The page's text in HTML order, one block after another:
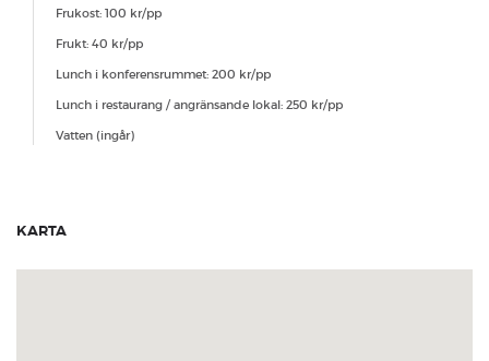
Standard avbokningspolicy
Frukost: 100 kr/pp
Frukt: 40 kr/pp
Lunch i konferensrummet: 200 kr/pp
Lunch i restaurang / angränsande lokal: 250 kr/pp
Vatten (ingår)
KARTA